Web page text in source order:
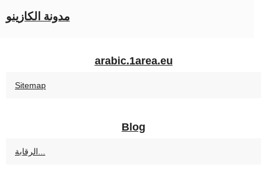
مدونة الكازينو
arabic.1area.eu
Sitemap
Blog
الرقابة...